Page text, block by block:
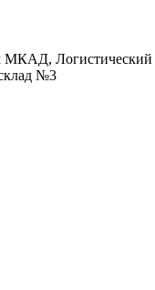
МКАД, Логистический
№3